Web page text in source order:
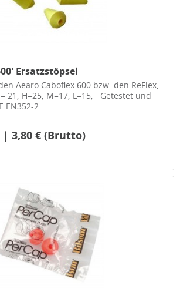
Ersatzstöpsel
Aearo Caboflex 600 bzw. den ReFlex,
H=25; M=17; L=15; Getestet und
EN352-2.
| 3,80 € (Brutto)